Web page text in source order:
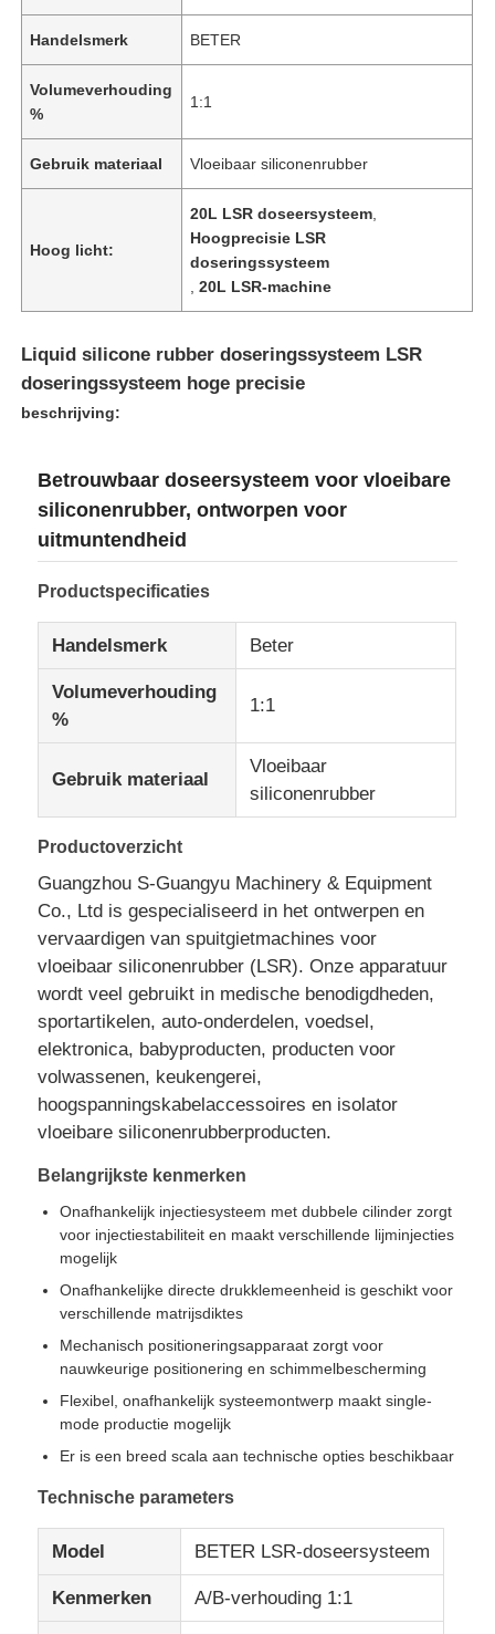
Thuis
Producten
Over ons
Fabrieksreis
Kwaliteitscontrole
Contacteer ons
nieuws
Vraag een offerte aan
LSR-spuitgietmachine
Handelsmerk BETER
Volumeverhouding
%
1:1
Gebruik materiaal Vloeibaar siliconenrubber
Hoog licht:
20L LSR doseersysteem
Hoogprecisie LSR
doseringssysteem
,20L LSR-machine
Liquid silicone rubber doseringssysteem LSR
doseringssysteem hoge precisie
beschrijving:
Betrouwbaar doseersysteem voor vloeibare
siliconenrubber, ontworpen voor
uitmuntendheid
Productspecificaties
Handelsmerk Beter
Volumeverhouding
%
1:1
Gebruik materiaal
Vloeibaar
siliconenrubber
Productoverzicht
Guangzhou S-Guangyu Machinery & Equipment
Co., Ltd is gespecialiseerd in het ontwerpen en
vervaardigen van spuitgietmachines voor
vloeibaar siliconenrubber (LSR). Onze apparatuur
wordt veel gebruikt in medische benodigdheden,
sportartikelen, auto-onderdelen, voedsel,
elektronica, babyproducten, producten voor
volwassenen, keukengerei,
hoogspanningskabelaccessoires en isolator
vloeibare siliconenrubberproducten.
Belangrijkste kenmerken
Onafhankelijk injectiesysteem met dubbele cilinder zorgt
voor injectiestabiliteit en maakt verschillende lijminjecties
mogelijk
Onafhankelijke directe drukklemeenheid is geschikt voor
verschillende matrijsdiktes
Mechanisch positioneringsapparaat zorgt voor
nauwkeurige positionering en schimmelbescherming
Flexibel, onafhankelijk systeemontwerp maakt single-
mode productie mogelijk
Er is een breed scala aan technische opties beschikbaar
Technische parameters
Model BETER LSR-doseersysteem
Kenmerken A/B-verhouding 1:1